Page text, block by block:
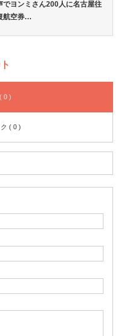
でヨンミさん200人に名古屋往
航空券…
0 )
( 0 )